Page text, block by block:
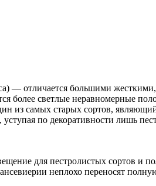
— отличается большими
более светлые неравномерные
из самых старых сортов,
уступая по декоративности лишь
для пестролистых сортов и
неплохо переносят